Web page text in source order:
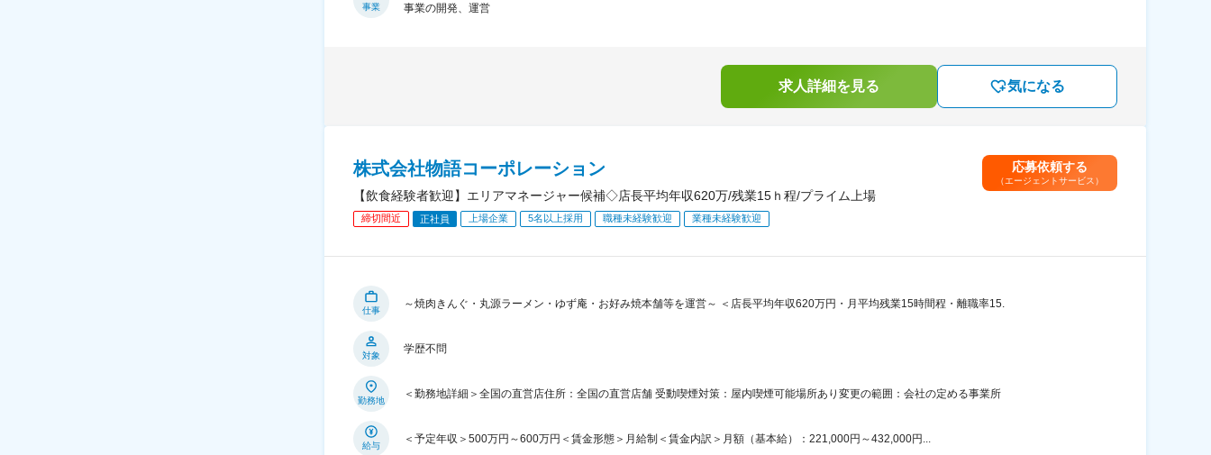
事業
事業の開発、運営
求人詳細を見る 気になる
株式会社物語コーポレーション
【飲食経験者歓迎】エリアマネージャー候補◇店長平均年収620万/残業15ｈ程/プライム上場
締切間近 正社員 上場企業 5名以上採用 職種未経験歓迎 業種未経験歓迎
応募依頼する
（エージェントサービス）
仕事
～焼肉きんぐ・丸源ラーメン・ゆず庵・お好み焼本舗等を運営～ ＜店長平均年収620万円・月平均残業15時間程・離職率15.
対象
学歴不問
勤務地
＜勤務地詳細＞全国の直営店住所：全国の直営店舗 受動喫煙対策：屋内喫煙可能場所あり変更の範囲：会社の定める事業所
給与
＜予定年収＞500万円～600万円＜賃金形態＞月給制＜賃金内訳＞月額（基本給）：221,000円～432,000円...